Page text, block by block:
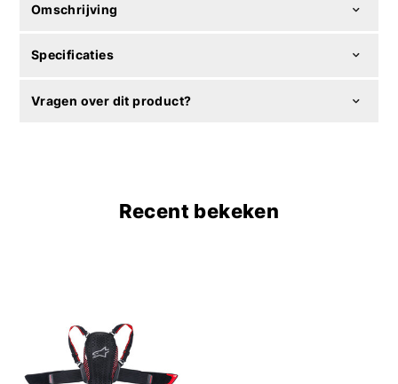
Omschrijving
Specificaties
Vragen over dit product?
Recent bekeken